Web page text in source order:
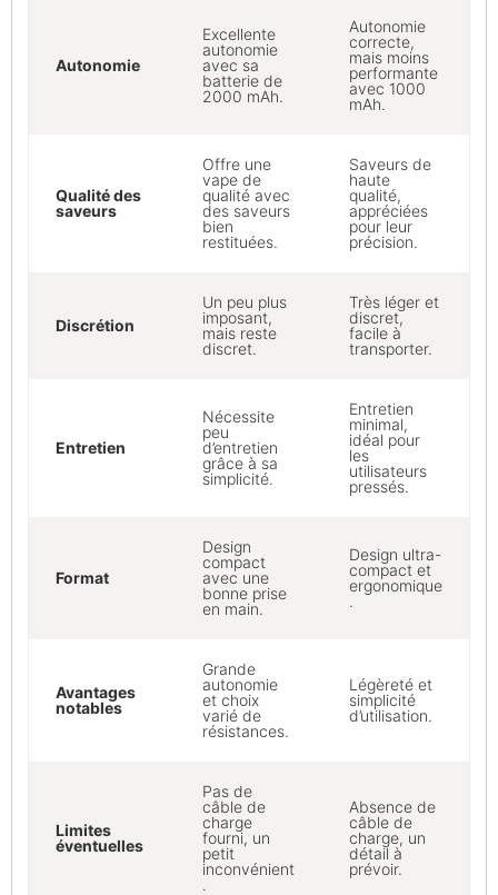
Autonomie
Excellente
autonomie
avec sa
batterie de
2000 mAh.
Autonomie
correcte,
mais moins
performante
avec 1000
mAh.
Qualité des
saveurs
Offre une
vape de
qualité avec
des saveurs
bien
restituées.
Saveurs de
haute
qualité,
appréciées
pour leur
précision.
Discrétion
Un peu plus
imposant,
mais reste
discret.
Très léger et
discret,
facile à
transporter.
Entretien
Nécessite
peu
d’entretien
grâce à sa
simplicité.
Entretien
minimal,
idéal pour
les
utilisateurs
pressés.
Format
Design
compact
avec une
bonne prise
en main.
Design ultra-
compact et
ergonomique
.
Avantages
notables
Grande
autonomie
et choix
varié de
résistances.
Légèreté et
simplicité
d’utilisation.
Limites
éventuelles
Pas de
câble de
charge
fourni, un
petit
inconvénient
.
Absence de
câble de
charge, un
détail à
prévoir.